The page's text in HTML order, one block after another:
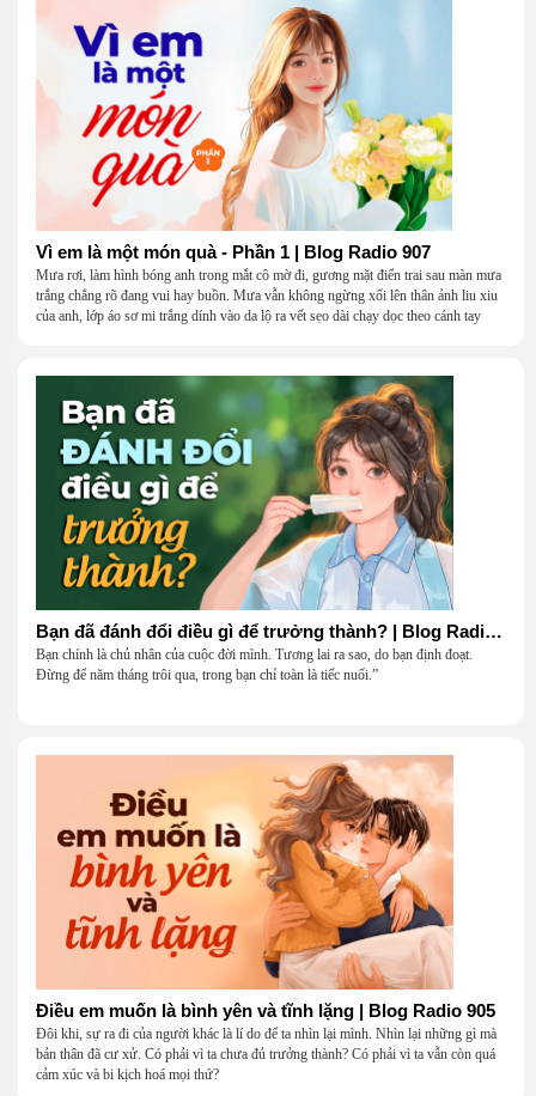
Vì em là một món quà - Phần 1 | Blog Radio 907
Mưa rơi, làm hình bóng anh trong mắt cô mờ đi, gương mặt điển trai sau màn mưa
trắng chẳng rõ đang vui hay buồn. Mưa vẫn không ngừng xối lên thân ảnh liu xiu
của anh, lớp áo sơ mi trắng dính vào da lộ ra vết sẹo dài chạy dọc theo cánh tay
Bạn đã đánh đổi điều gì để trưởng thành? | Blog Radio 906
Bạn chính là chủ nhân của cuộc đời mình. Tương lai ra sao, do bạn định đoạt.
Đừng để năm tháng trôi qua, trong bạn chỉ toàn là tiếc nuối.”
Điều em muốn là bình yên và tĩnh lặng | Blog Radio 905
Đôi khi, sự ra đi của người khác là lí do để ta nhìn lại mình. Nhìn lại những gì mà
bản thân đã cư xử. Có phải vì ta chưa đủ trưởng thành? Có phải vì ta vẫn còn quá
cảm xúc và bi kịch hoá mọi thứ?